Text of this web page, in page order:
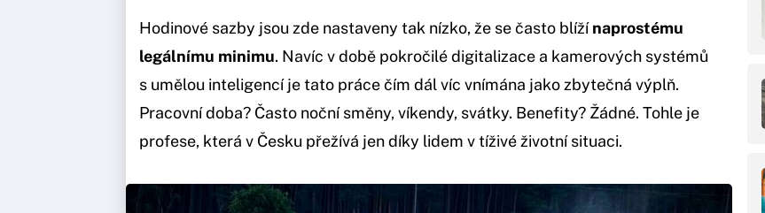
Hodinové sazby jsou zde nastaveny tak nízko, že se často blížínaprostému
legálnímu minimu. Navíc v době pokročilé digitalizace a kamerových systémů
s umělou inteligencí je tato práce čím dál víc vnímána jako zbytečná výplň.
Pracovní doba? Často noční směny, víkendy, svátky. Benefity? Žádné. Tohle je
profese, která v Česku přežívá jen díky lidem v tíživé životní situaci.